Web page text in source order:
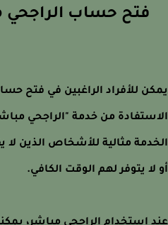
فتح حساب الراجحي
للأفراد الراغبين في فتح
من خدمة "الراجحي مباشر"
مثالية للأشخاص الذين لا
يتوفر لهم الوقت الكافي.